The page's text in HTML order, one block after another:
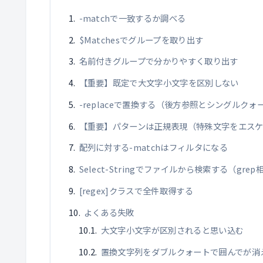
-matchで一致するか調べる
$Matchesでグループを取り出す
名前付きグループで分かりやすく取り出す
【重要】既定で大文字小文字を区別しない
-replaceで置換する（後方参照とシングルクォー
【重要】パターンは正規表現（特殊文字をエスケ
配列に対する-matchはフィルタになる
Select-Stringでファイルから検索する（grep相
[regex]クラスで全件取得する
よくある失敗
大文字小文字が区別されると思い込む
置換文字列をダブルクォートで囲んでが消